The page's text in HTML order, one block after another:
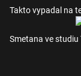
Takto vypadal na
Smetana ve studiu